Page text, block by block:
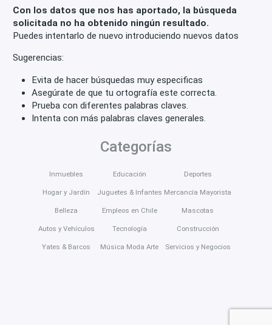
Con los datos que nos has aportado, la búsqueda
solicitada no ha obtenido ningún resultado.
Puedes intentarlo de nuevo introduciendo nuevos datos
Sugerencias:
Evita de hacer búsquedas muy especificas
Asegúrate de que tu ortografía este correcta.
Prueba con diferentes palabras claves.
Intenta con más palabras claves generales.
Categorías
Inmuebles
Hogar y Jardín
Belleza
Autos y Vehículos
Yates & Barcos
Educación
Juguetes & Infantes
Empleos en Chile
Tecnología
Música Moda Arte
Deportes
Mercancía Mayorista
Mascotas
Construcción
Servicios y Negocios